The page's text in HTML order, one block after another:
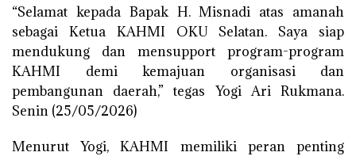
“Selamat kepada Bapak H. Misnadi atas amanah
sebagai Ketua KAHMI OKU Selatan. Saya siap
mendukung dan mensupport program-program
KAHMI demi kemajuan organisasi dan
pembangunan daerah,” tegas Yogi Ari Rukmana.
Senin (25/05/2026)
Menurut Yogi, KAHMI memiliki peran penting